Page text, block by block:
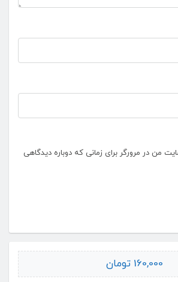
160,000 تومان
من در مرورگر برای زمانی که دوباره دیدگاهی